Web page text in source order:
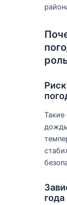
Такие
года